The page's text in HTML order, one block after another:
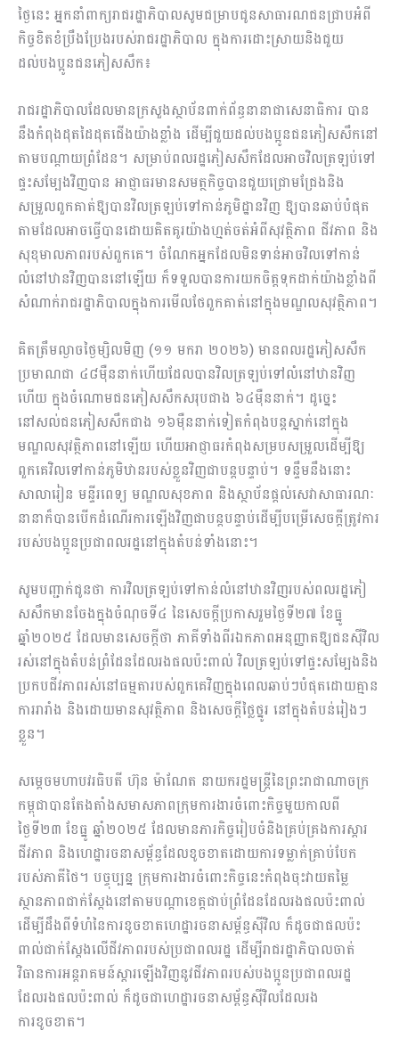
ថ្ងៃនេះ អ្នកនាំពាក្យរាជរដ្ឋាភិបាលសូមជម្រាបជូនសាធារណជនជ្រាបអំពី
កិច្ចខិតខំប្រឹងប្រែងរបស់រាជរដ្ឋាភិបាល ក្នុងការដោះស្រាយនិងជួយ
ដល់បងប្អូនជនភៀសសឹក៖
រាជរដ្ឋាភិបាលដែលមានក្រសួងស្ថាប័នពាក់ព័ន្ធនានាជាសេនាធិការ បាន
នឹងកំពុងដុតដៃដុតជើងយ៉ាងខ្លាំង ដើម្បីជួយដល់បងប្អូនជនភៀសសឹកនៅ
តាមបណ្តាយព្រំដែន។ សម្រាប់ពលរដ្ឋភៀសសឹកដែលអាចវិលត្រឡប់ទៅ
ផ្ទះសម្បែងវិញបាន អាជ្ញាធរមានសមត្ថកិច្ចបានជួយជ្រោមជ្រែងនិង
សម្រួលពួកគាត់ឱ្យបានវិលត្រឡប់ទៅកាន់ភូមិដ្ឋានវិញ ឱ្យបានឆាប់បំផុត
តាមដែលអាចធ្វើបានដោយគិតគូរយ៉ាងហ្មត់ចត់អំពីសុវត្ថិភាព ជីវភាព និង
សុខុមាលភាពរបស់ពួកគេ។ ចំណែកអ្នកដែលមិនទាន់អាចវិលទៅកាន់
លំនៅឋានវិញបាននៅឡើយ ក៏ទទួលបានការយកចិត្តទុកដាក់យ៉ាងខ្លាំងពី
សំណាក់រាជរដ្ឋាភិបាលក្នុងការមើលថែពួកគាត់នៅក្នុងមណ្ឌលសុវត្ថិភាព។
គិតត្រឹមល្ងាចថ្ងៃម្សិលមិញ (១១ មករា ២០២៦) មានពលរដ្ឋភៀសសឹក
ប្រមាណជា ៤៨ម៉ឺននាក់ហើយដែលបានវិលត្រឡប់ទៅលំនៅឋានវិញ
ហើយ ក្នុងចំណោមជនភៀសសឹកសរុបជាង ៦៤ម៉ឺននាក់។ ដូច្នេះ
នៅសល់ជនភៀសសឹកជាង ១៦ម៉ឺននាក់ទៀតកំពុងបន្តស្នាក់នៅក្នុង
មណ្ឌលសុវត្ថិភាពនៅឡើយ ហើយអាជ្ញាធរកំពុងសម្របសម្រួលដើម្បីឱ្យ
ពួកគេវិលទៅកាន់ភូមិឋានរបស់ខ្លួនវិញជាបន្តបន្ទាប់។ ទន្ទឹមនឹងនោះ
សាលារៀន មន្ទីរពេទ្យ មណ្ឌលសុខភាព និងស្ថាប័នផ្តល់សេវាសាធារណៈ
នានាក៏បានបើកដំណើរការឡើងវិញជាបន្តបន្ទាប់ដើម្បីបម្រើសេចក្តីត្រូវការ
របស់បងប្អូនប្រជាពលរដ្ឋនៅក្នុងតំបន់ទាំងនោះ។
សូមបញ្ជាក់ជូនថា ការវិលត្រឡប់ទៅកាន់លំនៅឋានវិញរបស់ពលរដ្ឋភៀ
សសឹកមានចែងក្នុងចំណុចទី៤ នៃសេចក្តីប្រកាសរួមថ្ងៃទី២៧ ខែធ្នូ
ឆ្នាំ២០២៥ ដែលមានសេចក្តីថា ភាគីទាំងពីរឯកភាពអនុញ្ញាតឱ្យជនស៊ីវិល
រស់នៅក្នុងតំបន់ព្រំដែនដែលរងផលប៉ះពាល់ វិលត្រឡប់ទៅផ្ទះសម្បែងនិង
ប្រកបជីវភាពរស់នៅធម្មតារបស់ពួកគេវិញក្នុងពេលឆាប់ៗបំផុតដោយគ្មាន
ការរារាំង និងដោយមានសុវត្ថិភាព និងសេចក្តីថ្លៃថ្នូរ នៅក្នុងតំបន់រៀងៗ
ខ្លួន។
សម្តេចមហាបវរធិបតី ហ៊ុន ម៉ាណែត នាយករដ្ឋមន្ត្រីនៃព្រះរាជាណាចក្រ
កម្ពុជាបានតែងតាំងសមាសភាពក្រុមការងារចំពោះកិច្ចមួយកាលពី
ថ្ងៃទី២៣ ខែធ្នូ ឆ្នាំ២០២៥ ដែលមានភារកិច្ចរៀបចំនិងគ្រប់គ្រងការស្តារ
ជីវភាព និងហេដ្ឋារចនាសម្ព័ន្ធដែលខូចខាតដោយការទម្លាក់គ្រាប់បែក
របស់ភាគីថៃ។ បច្ចុប្បន្ន ក្រុមការងារចំពោះកិច្ចនេះកំពុងចុះវាយតម្លៃ
ស្ថានភាពជាក់ស្តែងនៅតាមបណ្តាខេត្តជាប់ព្រំដែនដែលរងផលប៉ះពាល់
ដើម្បីដឹងពីទំហំនៃការខូចខាតហេដ្ឋារចនាសម្ព័ន្ធស៊ីវិល ក៏ដូចជាផលប៉ះ
ពាល់ជាក់ស្តែងលើជីវភាពរបស់ប្រជាពលរដ្ឋ ដើម្បីរាជរដ្ឋាភិបាលចាត់
វិធានការអន្តរាគមន៍ស្តារឡើងវិញនូវជីវភាពរបស់បងប្អូនប្រជាពលរដ្ឋ
ដែលរងផលប៉ះពាល់ ក៏ដូចជាហេដ្ឋារចនាសម្ព័ន្ធស៊ីវិលដែលរង
ការខូចខាត។